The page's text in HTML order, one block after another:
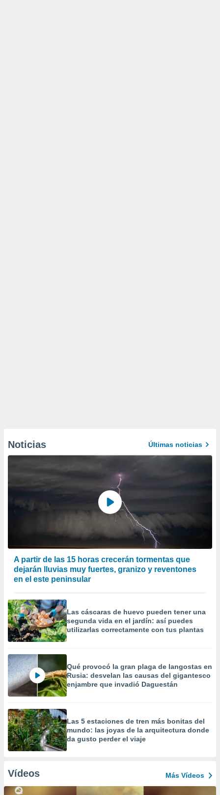
Noticias Últimas noticias
A partir de las 15 horas crecerán tormentas que
dejarán lluvias muy fuertes, granizo y reventones
en el este peninsular
Las cáscaras de huevo pueden tener una
segunda vida en el jardín: así puedes
utilizarlas correctamente con tus plantas
Qué provocó la gran plaga de langostas en
Rusia: desvelan las causas del gigantesco
enjambre que invadió Daguestán
Las 5 estaciones de tren más bonitas del
mundo: las joyas de la arquitectura donde
da gusto perder el viaje
Vídeos Más Vídeos